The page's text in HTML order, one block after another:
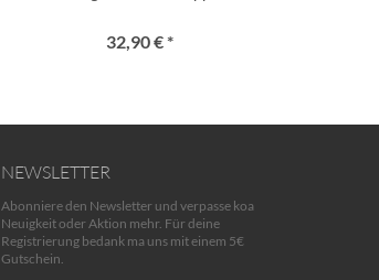
32,90 € *
NEWSLETTER
Abonniere den Newsletter und verpasse koa
Neuigkeit oder Aktion mehr. Für deine
Registrierung bedank ma uns mit einem 5€
Gutschein.